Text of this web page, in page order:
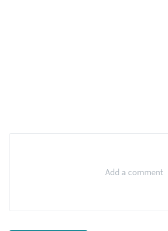
Add a comment